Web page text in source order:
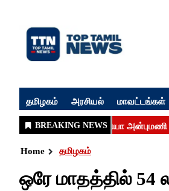
தமிழகம் அரசியல் மாவட்டங்கள்
Home தமிழகம்
ஒரே மாதத்தில்